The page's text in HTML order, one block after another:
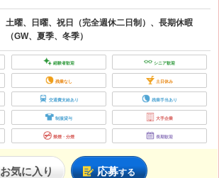
土曜、日曜、祝日（完全週休二日制）、長期休暇
（GW、夏季、冬季）
経験者歓迎 シニア歓迎
残業なし 土日休み
交通費支給あり 残業手当あり
制服貸与 大手企業
禁煙・分煙 長期歓迎
お気に入り 応募する